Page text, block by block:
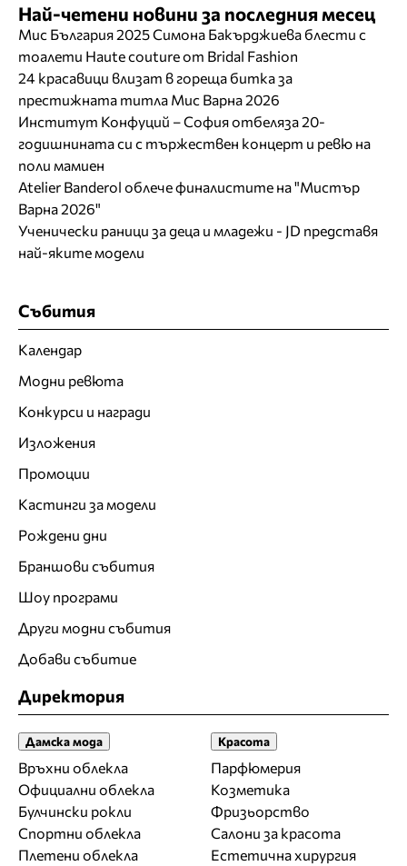
Най-четени новини за последния месец
Мис България 2025 Симона Бакърджиева блести с
тоалети Haute couture от Bridal Fashion
24 красавици влизат в гореща битка за
престижната титла Мис Варна 2026
Институт Конфуций – София отбеляза 20-
годишнината си с тържествен концерт и ревю на
поли мамиен
Atelier Banderol облече финалистите на "Мистър
Варна 2026"
Ученически раници за деца и младежи - JD представя
най-яките модели
Събития
Календар
Модни ревюта
Конкурси и награди
Изложения
Промоции
Кастинги за модели
Рождени дни
Браншови събития
Шоу програми
Други модни събития
Добави събитие
Директория
Дамска мода
Връхни облекла
Официални облекла
Булчински рокли
Спортни облекла
Плетени облекла
Красота
Парфюмерия
Козметика
Фризьорство
Салони за красота
Естетична хирургия